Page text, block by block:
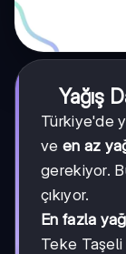
Yağış
Türkiye'de
ve en az
gerekiyor.
çıkıyor.
En fazla
Teke